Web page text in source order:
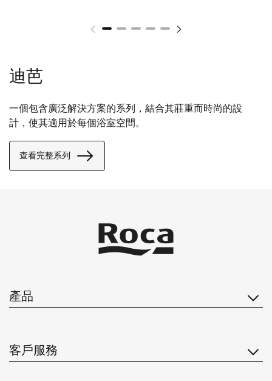
迪芭
一個包含廣泛解決方案的系列，結合其莊重而時尚的設
計，使其適用於每個浴室空間。
查看完整系列
產品
客戶服務